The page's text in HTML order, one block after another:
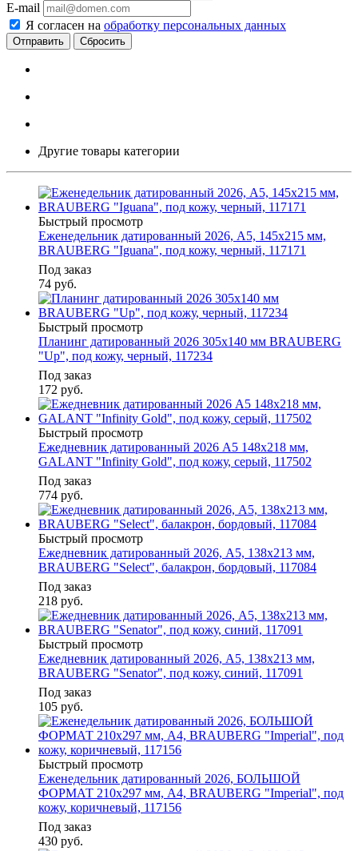
E-mail
Я согласен на обработку персональных данных
Сбросить
Другие товары категории
Быстрый просмотр
Еженедельник датированный 2026, А5, 145х215 мм,
BRAUBERG "Iguana", под кожу, черный, 117171
Под заказ
74 руб.
Быстрый просмотр
Планинг датированный 2026 305х140 мм BRAUBERG
"Up", под кожу, черный, 117234
Под заказ
172 руб.
Быстрый просмотр
Ежедневник датированный 2026 А5 148х218 мм,
GALANT "Infinity Gold", под кожу, серый, 117502
Под заказ
774 руб.
Быстрый просмотр
Ежедневник датированный 2026, А5, 138x213 мм,
BRAUBERG "Select", балакрон, бордовый, 117084
Под заказ
218 руб.
Быстрый просмотр
Ежедневник датированный 2026, А5, 138x213 мм,
BRAUBERG "Senator", под кожу, синий, 117091
Под заказ
105 руб.
Быстрый просмотр
Еженедельник датированный 2026, БОЛЬШОЙ
ФОРМАТ 210х297 мм, А4, BRAUBERG "Imperial", под
кожу, коричневый, 117156
Под заказ
430 руб.